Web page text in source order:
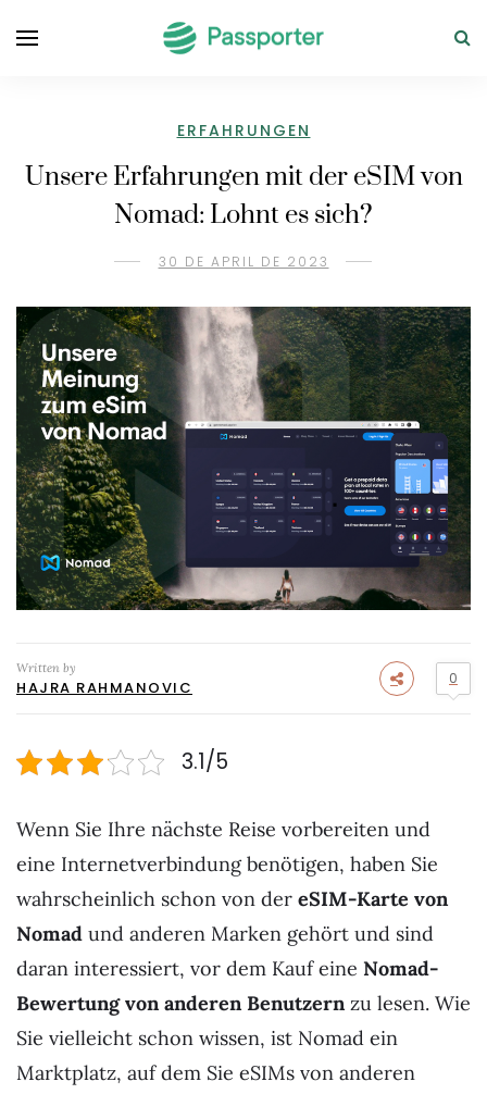
ERFAHRUNGEN
Unsere Erfahrungen mit der eSIM von
Nomad: Lohnt es sich?
30 DE APRIL DE 2023
Written by
HAJRA RAHMANOVIC 0
3.1/5
Wenn Sie Ihre nächste Reise vorbereiten und
eine Internetverbindung benötigen, haben Sie
wahrscheinlich schon von der eSIM-Karte von
Nomad und anderen Marken gehört und sind
daran interessiert, vor dem Kauf eine Nomad-
Bewertung von anderen Benutzernzu lesen. Wie
Sie vielleicht schon wissen, ist Nomad ein
Marktplatz, auf dem Sie eSIMs von anderen